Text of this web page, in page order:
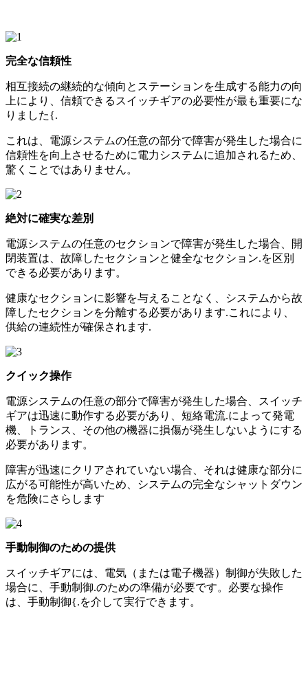
完全な信頼性
相互接続の継続的な傾向とステーションを生成する能力の向
上により、信頼できるスイッチギアの必要性が最も重要にな
りました{.
これは、電源システムの任意の部分で障害が発生した場合に
信頼性を向上させるために電力システムに追加されるため、
驚くことではありません。
絶対に確実な差別
電源システムの任意のセクションで障害が発生した場合、開
閉装置は、故障したセクションと健全なセクション.を区別
できる必要があります。
健康なセクションに影響を与えることなく、システムから故
障したセクションを分離する必要があります.これにより、
供給の連続性が確保されます.
クイック操作
電源システムの任意の部分で障害が発生した場合、スイッチ
ギアは迅速に動作する必要があり、短絡電流.によって発電
機、トランス、その他の機器に損傷が発生しないようにする
必要があります。
障害が迅速にクリアされていない場合、それは健康な部分に
広がる可能性が高いため、システムの完全なシャットダウン
を危険にさらします
手動制御のための提供
スイッチギアには、電気（または電子機器）制御が失敗した
場合に、手動制御.のための準備が必要です。必要な操作
は、手動制御{.を介して実行できます。